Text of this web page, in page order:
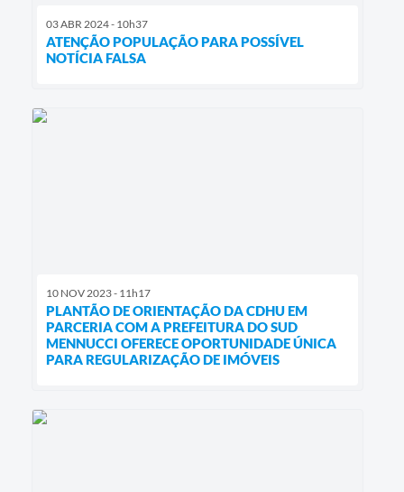
03 ABR 2024 - 10h37
ATENÇÃO POPULAÇÃO PARA POSSÍVEL
NOTÍCIA FALSA
10 NOV 2023 - 11h17
PLANTÃO DE ORIENTAÇÃO DA CDHU EM
PARCERIA COM A PREFEITURA DO SUD
MENNUCCI OFERECE OPORTUNIDADE ÚNICA
PARA REGULARIZAÇÃO DE IMÓVEIS